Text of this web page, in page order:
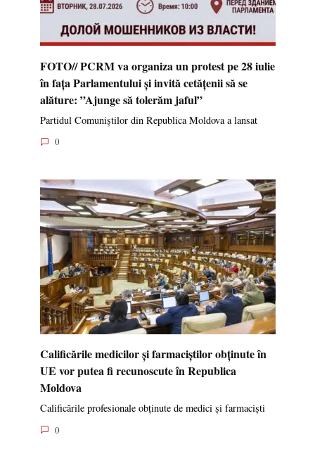
FOTO// PCRM va organiza un protest pe 28 iulie
în fața Parlamentului și invită cetățenii să se
alăture: ”Ajunge să tolerăm jaful”
Partidul Comuniștilor din Republica Moldova a lansat
0
Calificările medicilor și farmaciștilor obținute în
UE vor putea fi recunoscute în Republica
Moldova
Calificările profesionale obținute de medici și farmaciști
0